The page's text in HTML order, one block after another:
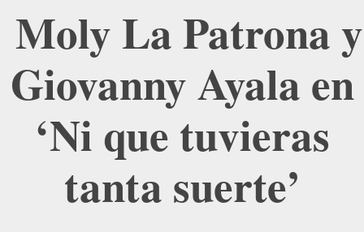
Moly La Patrona y
Giovanny Ayala en
‘Ni que tuvieras
tanta suerte’